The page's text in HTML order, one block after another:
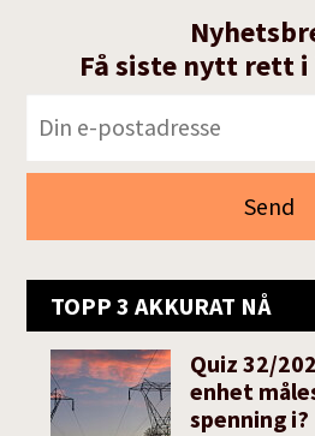
Få siste nytt rett
TOPP 3 AKKURAT NÅ
Quiz 32/
enhet
spenning i?